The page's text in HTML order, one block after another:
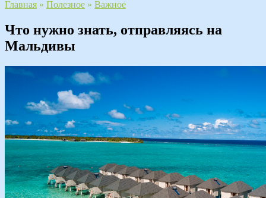
Главная » Полезное » Важное
Что нужно знать, отправляясь на
Мальдивы